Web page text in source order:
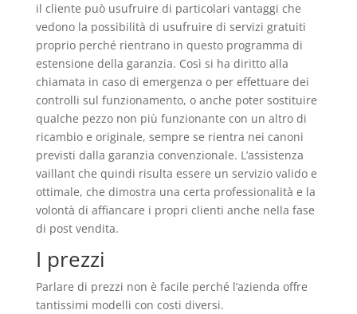
il cliente può usufruire di particolari vantaggi che
vedono la possibilità di usufruire di servizi gratuiti
proprio perché rientrano in questo programma di
estensione della garanzia. Così si ha diritto alla
chiamata in caso di emergenza o per effettuare dei
controlli sul funzionamento, o anche poter sostituire
qualche pezzo non più funzionante con un altro di
ricambio e originale, sempre se rientra nei canoni
previsti dalla garanzia convenzionale. L’assistenza
vaillant che quindi risulta essere un servizio valido e
ottimale, che dimostra una certa professionalità e la
volontà di affiancare i propri clienti anche nella fase
di post vendita.
I prezzi
Parlare di prezzi non è facile perché l’azienda offre
tantissimi modelli con costi diversi.